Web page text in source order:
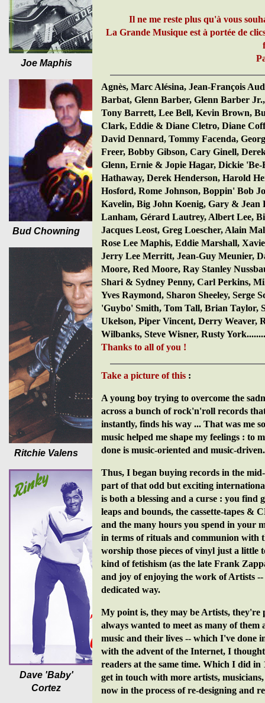
Joe Maphis
Bud Chowning
Ritchie Valens
Dave 'Baby'
Cortez
Il ne me reste plus qu'à vous
La Grande Musique est à portée de
Agnès, Marc Alésina, Jean-François
Barbat, Glenn Barber, Glenn Barber
Tony Barrett, Lee Bell, Kevin Brown,
Clark, Eddie & Diane Cletro, Diane
David Dennard, Tommy Facenda,
Freer, Bobby Gibson, Cary Ginell,
Glenn, Ernie & Jopie Hagar, Dickie
Hathaway, Derek Henderson, Harold
Hosford, Rome Johnson, Boppin' Bob
Kavelin, Big John Koenig, Gary & Jean
Lanham, Gérard Lautrey, Albert Lee,
Jacques Leost, Greg Loescher, Alain
Rose Lee Maphis, Eddie Marshall,
Jerry Lee Merritt, Jean-Guy Meunier,
Moore, Red Moore, Ray Stanley
Shari & Sydney Penny, Carl Perkins,
Yves Raymond, Sharon Sheeley, Serge
'Guybo' Smith, Tom Tall, Brian Taylor,
Ukelson, Piper Vincent, Derry Weaver,
Wilbanks, Steve Wisner, Rusty
Thanks to all of you !
Take a picture of this :
A young boy trying to overcome the
across a bunch of rock'n'roll records
instantly, finds his way ... That was me
music helped me shape my feelings : to
done is music-oriented and music-driven.
Thus, I began buying records in the
part of that odd but exciting
is both a blessing and a curse : you find
leaps and bounds, the cassette-tapes &
and the many hours you spend in your
in terms of rituals and communion with
worship those pieces of vinyl just a little
kind of fetishism (as the late Frank
and joy of enjoying the work of Artists
dedicated way.
My point is, they may be Artists,
always wanted to meet as many of
music and their lives -- which I've done
with the advent of the Internet, I
readers at the same time. Which I did
get in touch with more artists,
now in the process of re-designing and